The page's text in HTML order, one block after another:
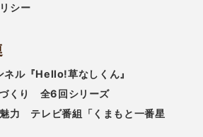
シー
ル『Hello!草なしくん』
づくり 全6回シリーズ
力 テレビ番組「くまもと一番星